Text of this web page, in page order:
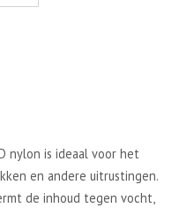
nylon is ideaal voor het
en andere uitrustingen.
de inhoud tegen vocht,